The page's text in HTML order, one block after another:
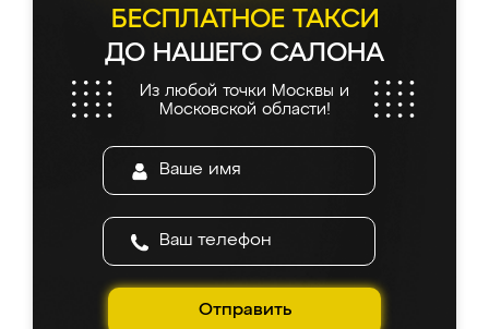
БЕСПЛАТНОЕ ТАКСИ
ДО НАШЕГО САЛОНА
Из любой точки Москвы и
Московской области!
Отправить